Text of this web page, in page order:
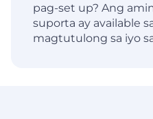
pag-set up? Ang
suporta ay available
magtutulong sa iyo